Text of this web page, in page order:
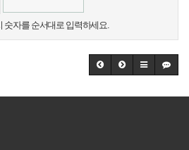
숫자를 순서대로 입력하세요.